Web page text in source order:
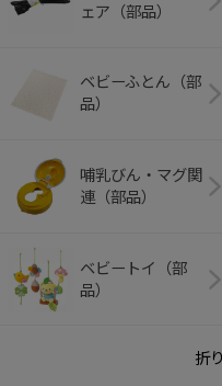
ェア（部品）
ベビーふとん（部
品）
哺乳びん・マグ関
連（部品）
ベビートイ（部
品）